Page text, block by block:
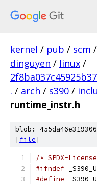
kernel / pub / scm /
dinguyen / linux /
. / arch / s390 /
runtime_instr.h
blob:
[file]
/* SPDX-
#ifndef
#define